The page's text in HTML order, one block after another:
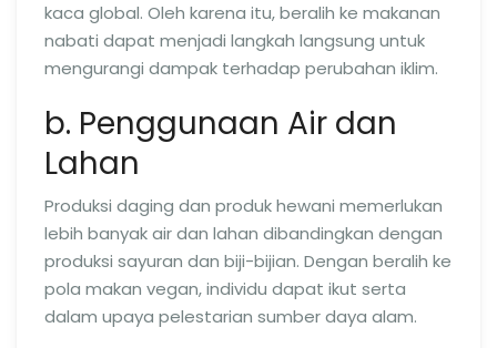
kaca global. Oleh karena itu, beralih ke makanan
nabati dapat menjadi langkah langsung untuk
mengurangi dampak terhadap perubahan iklim.
b. Penggunaan Air dan
Lahan
Produksi daging dan produk hewani memerlukan
lebih banyak air dan lahan dibandingkan dengan
produksi sayuran dan biji-bijian. Dengan beralih ke
pola makan vegan, individu dapat ikut serta
dalam upaya pelestarian sumber daya alam.